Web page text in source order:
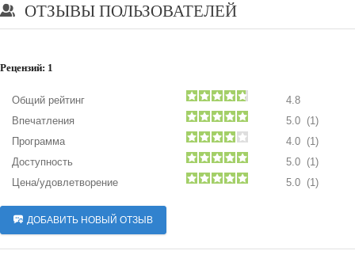
ОТЗЫВЫ ПОЛЬЗОВАТЕЛЕЙ
Рецензий: 1
Общий рейтинг
4.8
Впечатления
5.0 (1)
Программа
4.0 (1)
Доступность
5.0 (1)
Цена/удовлетворение
5.0 (1)
ДОБАВИТЬ НОВЫЙ ОТЗЫВ